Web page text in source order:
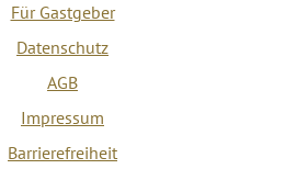
Für Gastgeber
Datenschutz
AGB
Impressum
Barrierefreiheit